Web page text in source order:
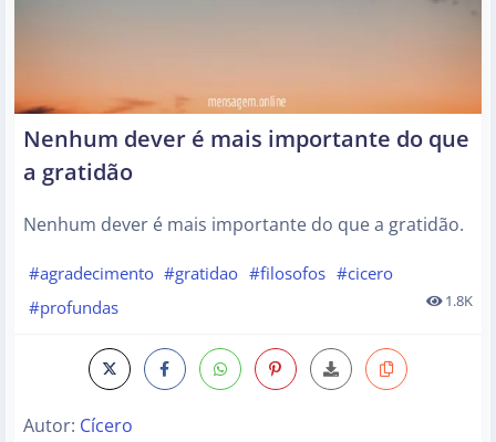
Nenhum dever é mais importante do que
a gratidão
Nenhum dever é mais importante do que a gratidão.
#agradecimento #gratidao #filosofos #cicero
#profundas
1.8K
Autor: Cícero